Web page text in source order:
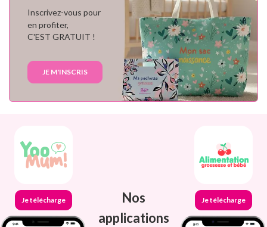
Inscrivez-vous pour
en profiter,
C'EST GRATUIT !
JE M'INSCRIS
Je télécharge
Nos
applications
Je télécharge